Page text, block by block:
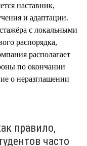
наставник,
и адаптации.
с локальными
распорядка,
располагает
по окончании
о неразглашении
правило,
часто